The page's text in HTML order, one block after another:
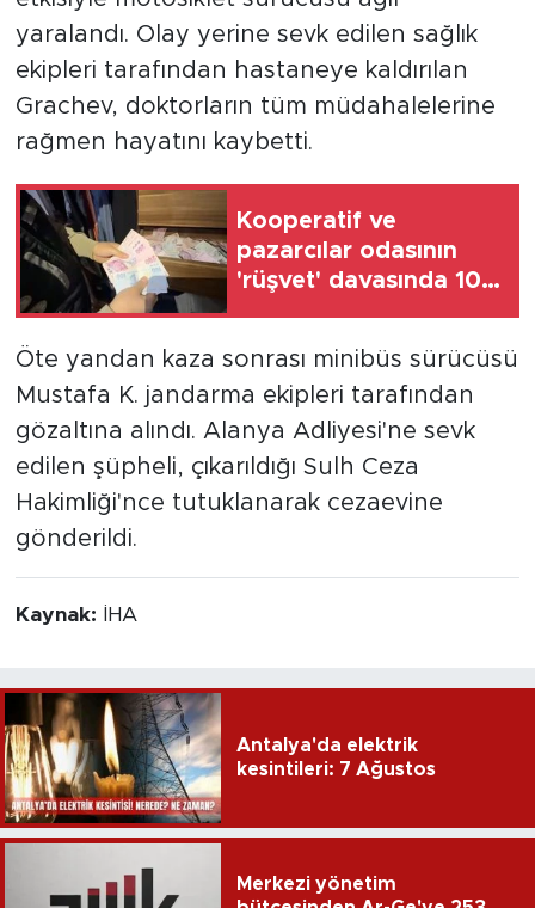
yaralandı. Olay yerine sevk edilen sağlık
ekipleri tarafından hastaneye kaldırılan
Grachev, doktorların tüm müdahalelerine
rağmen hayatını kaybetti.
Kooperatif ve
pazarcılar odasının
'rüşvet' davasında 108
Öte yandan kaza sonrası minibüs sürücüsü
Mustafa K. jandarma ekipleri tarafından
gözaltına alındı. Alanya Adliyesi'ne sevk
edilen şüpheli, çıkarıldığı Sulh Ceza
Hakimliği'nce tutuklanarak cezaevine
gönderildi.
Kaynak: İHA
Antalya'da elektrik
kesintileri: 7 Ağustos
Merkezi yönetim